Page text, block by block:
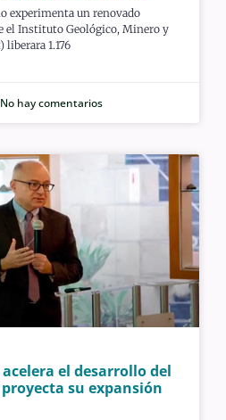
experimenta un renovado
el Instituto Geológico, Minero y
1.176
No hay comentarios
el desarrollo del
su expansión